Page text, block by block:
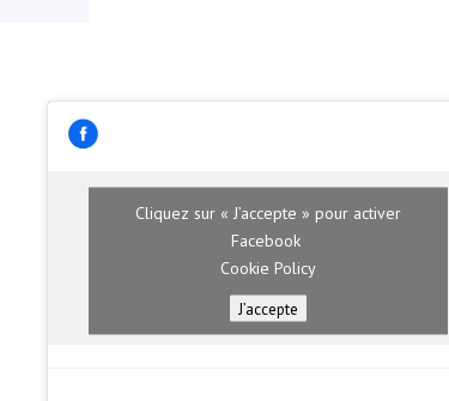
Cliquez sur « J’accepte » pour activer
Facebook
Cookie Policy
J’accepte